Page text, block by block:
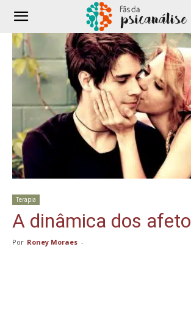
Terapia
A dinâmica dos
Por Roney Moraes -